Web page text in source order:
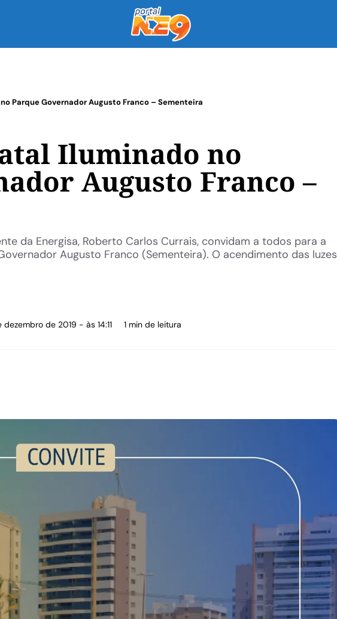
Parque Governador Augusto Franco – Sementeira
Iluminado no
Augusto Franco –
da Energisa, Roberto Carlos Currais, convidam a todos para a
Augusto Franco (Sementeira). O acendimento das luzes
de 2019 - às 14:11 1 min de leitura